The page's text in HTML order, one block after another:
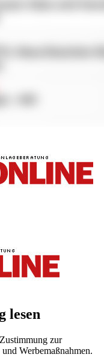
lesen
zur
Werbemaßnahmen.